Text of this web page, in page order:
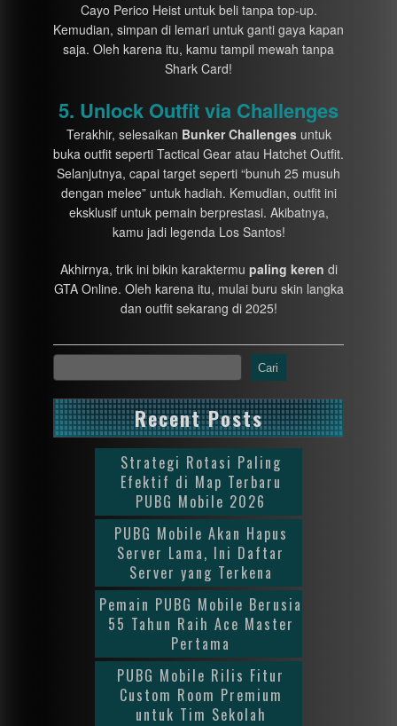
Cayo Perico Heist untuk beli tanpa top-up.
Kemudian, simpan di lemari untuk ganti gaya kapan
saja. Oleh karena itu, kamu tampil mewah tanpa
Shark Card!
5. Unlock Outfit via Challenges
Terakhir, selesaikan Bunker Challengesuntuk
buka outfit seperti Tactical Gear atau Hatchet Outfit.
Selanjutnya, capai target seperti “bunuh 25 musuh
dengan melee” untuk hadiah. Kemudian, outfit ini
eksklusif untuk pemain berprestasi. Akibatnya,
kamu jadi legenda Los Santos!
Akhirnya, trik ini bikin karaktermu paling keren di
GTA Online. Oleh karena itu, mulai buru skin langka
dan outfit sekarang di 2025!
Cari
Recent Posts
Strategi Rotasi Paling
Efektif di Map Terbaru
PUBG Mobile 2026
PUBG Mobile Akan Hapus
Server Lama, Ini Daftar
Server yang Terkena
Pemain PUBG Mobile Berusia
55 Tahun Raih Ace Master
Pertama
PUBG Mobile Rilis Fitur
Custom Room Premium
untuk Tim Sekolah